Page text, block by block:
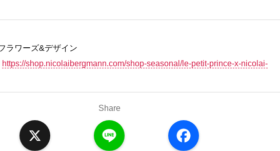
ラワーズ&デザイン
https://shop.nicolaibergmann.com/shop-seasonal/le-petit-prince-x-nicolai-
Share